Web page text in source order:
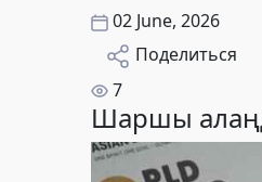
02 June, 2026
Поделиться
7
Шаршы